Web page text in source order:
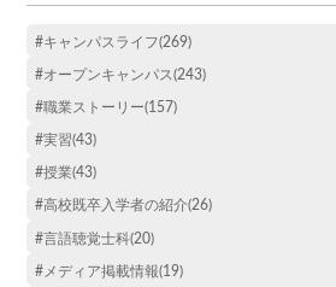
#キャンパスライフ(269)
#オープンキャンパス(243)
#職業ストーリー(157)
#実習(43)
#授業(43)
#高校既卒入学者の紹介(26)
#言語聴覚士科(20)
#メディア掲載情報(19)